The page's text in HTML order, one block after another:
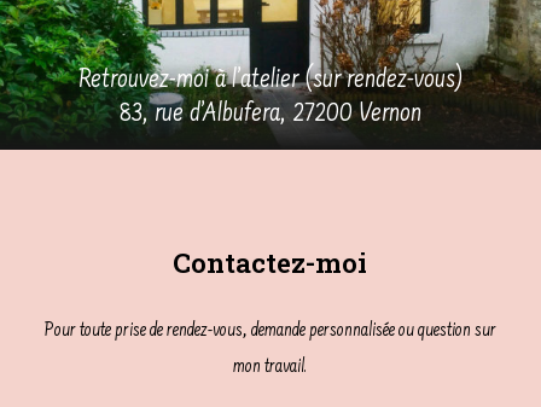
Retrouvez-moi à l’atelier (sur rendez-vous)
83, rue d’Albufera, 27200 Vernon
Contactez-moi
Pour toute prise de rendez-vous, demande personnalisée ou question sur
mon travail.